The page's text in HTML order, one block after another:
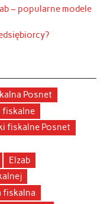
– popularne modele
Posnet
fiskalne
fiskalne Posnet
Elzab
fiskalna